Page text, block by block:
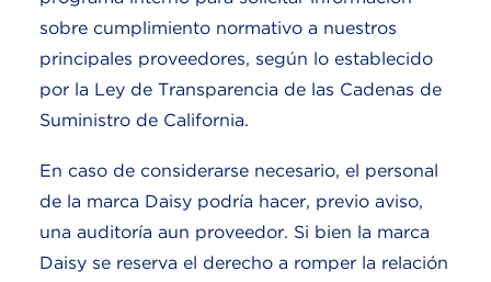
sobre cumplimiento normativo a nuestros
principales proveedores, según lo establecido
por la Ley de Transparencia de las Cadenas de
Suministro de California.
En caso de considerarse necesario, el personal
de la marca Daisy podría hacer, previo aviso,
una auditoría aun proveedor. Si bien la marca
Daisy se reserva el derecho a romper la relación